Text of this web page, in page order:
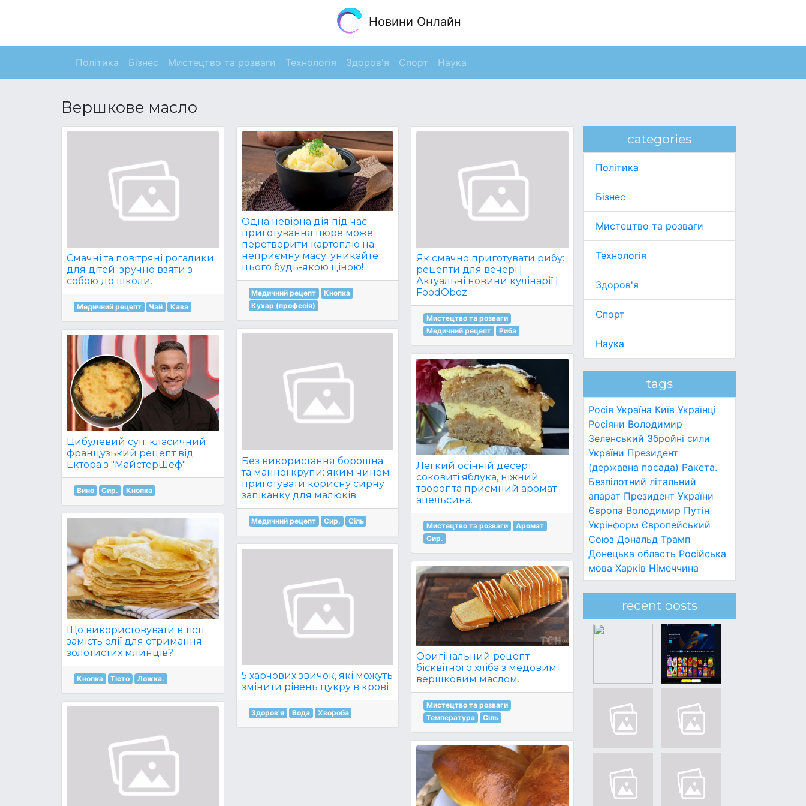
Новини Онлайн
Політика Бізнес Мистецтво та розваги Технологія Здоров'я Спорт Наука
Вершкове масло
Смачні та повітряні рогалики
для дітей: зручно взяти з
собою до школи.
Медичний рецепт Чай Кава
Цибулевий суп: класичний
французький рецепт від
Ектора з "МайстерШеф"
Вино Сир. Кнопка
Що використовувати в тісті
замість олії для отримання
золотистих млинців?
Кнопка Тісто Ложка.
Одна невірна дія під час
приготування пюре може
перетворити картоплю на
неприємну масу: уникайте
цього будь-якою ціною!
Медичний рецепт
Кнопка
Кухар (професія)
Без використання борошна
та манної крупи: яким чином
приготувати корисну сирну
запіканку для малюків.
Медичний рецепт Сир. Сіль
5 харчових звичок, які можуть
змінити рівень цукру в крові
Здоров'я Вода Хвороба
Як смачно приготувати рибу:
рецепти для вечері |
Актуальні новини кулінарії |
FoodOboz
Мистецтво та розваги
Медичний рецепт
Риба
Легкий осінній десерт:
соковиті яблука, ніжний
творог та приємний аромат
апельсина.
Мистецтво та розваги
Аромат
Сир.
Оригінальний рецепт
бісквітного хліба з медовим
вершковим маслом.
Мистецтво та розваги
Температура
Сіль
categories
Політика
Бізнес
Мистецтво та розваги
Технологія
Здоров'я
Спорт
Наука
tags
Росія Україна Київ Українці
Росіяни Володимир
Зеленський Збройні сили
України Президент
(державна посада) Ракета.
Безпілотний літальний
апарат Президент України
Європа Володимир Путін
Укрінформ Європейський
Союз Дональд Трамп
Донецька область Російська
мова Харків Німеччина
recent posts